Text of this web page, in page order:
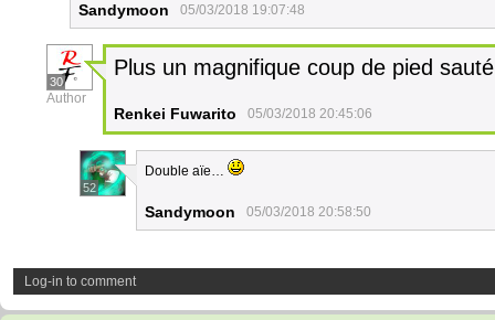
Sandymoon 05/03/2018 19:07:48
30
Author
Plus un magnifique coup de pied sauté
Renkei Fuwarito 05/03/2018 20:45:06
52
Double aïe…
Sandymoon 05/03/2018 20:58:50
Log-in to comment